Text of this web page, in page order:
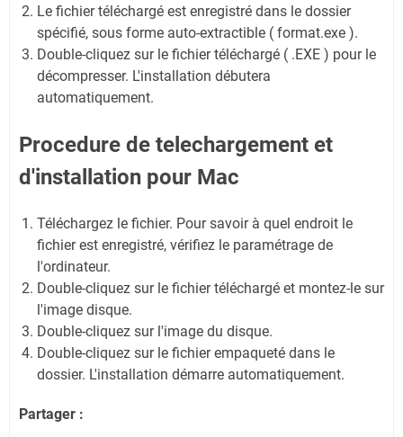
Le fichier téléchargé est enregistré dans le dossier
spécifié, sous forme auto-extractible ( format.exe ).
Double-cliquez sur le fichier téléchargé ( .EXE ) pour le
décompresser. L'installation débutera
automatiquement.
Procedure de telechargement et
d'installation pour Mac
Téléchargez le fichier. Pour savoir à quel endroit le
fichier est enregistré, vérifiez le paramétrage de
l'ordinateur.
Double-cliquez sur le fichier téléchargé et montez-le sur
l'image disque.
Double-cliquez sur l'image du disque.
Double-cliquez sur le fichier empaqueté dans le
dossier. L'installation démarre automatiquement.
Partager :